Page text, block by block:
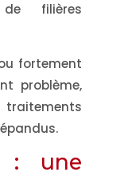
filières
fortement
problème,
: une